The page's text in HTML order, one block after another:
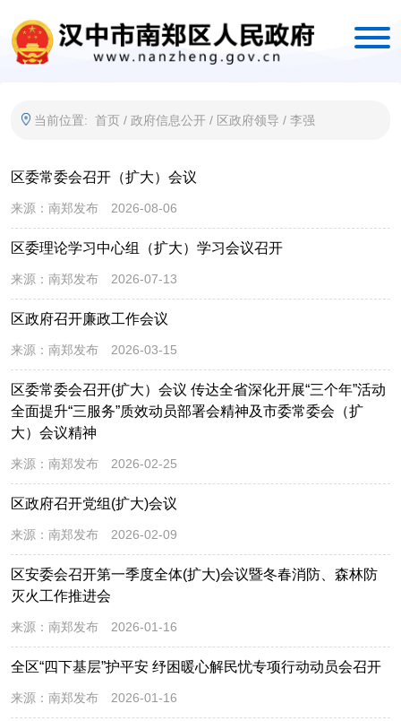
当前位置: 首页 / 政府信息公开 / 区政府领导 / 李强
区委常委会召开（扩大）会议
来源： 南郑发布 2026-08-06
区委理论学习中心组（扩大）学习会议召开
来源： 南郑发布 2026-07-13
区政府召开廉政工作会议
来源： 南郑发布 2026-03-15
区委常委会召开(扩大）会议 传达全省深化开展“三个年”活动
全面提升“三服务”质效动员部署会精神及市委常委会（扩
大）会议精神
来源： 南郑发布 2026-02-25
区政府召开党组(扩大)会议
来源： 南郑发布 2026-02-09
区安委会召开第一季度全体(扩大)会议暨冬春消防、森林防
灭火工作推进会
来源： 南郑发布 2026-01-16
全区“四下基层”护平安 纾困暖心解民忧专项行动动员会召开
来源： 南郑发布 2026-01-16